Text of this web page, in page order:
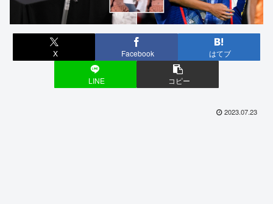
X Facebook はてブ
LINE コピー
2023.07.23